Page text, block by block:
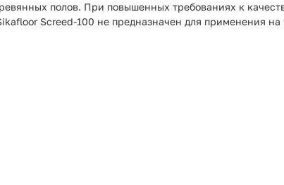
полов. При повышенных требованиях к
Screed-100 не предназначен для применения